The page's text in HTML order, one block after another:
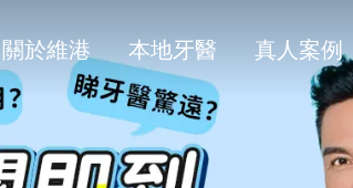
關於維港 本地牙醫 真人案例